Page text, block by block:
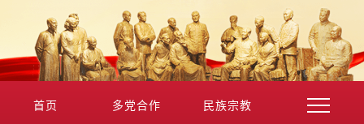
首页 多党合作 民族宗教